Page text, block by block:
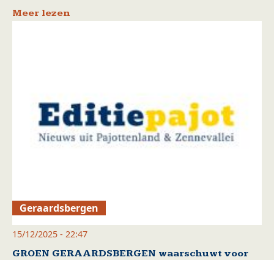
Meer lezen
Geraardsbergen
15/12/2025 - 22:47
GROEN GERAARDSBERGEN waarschuwt voor